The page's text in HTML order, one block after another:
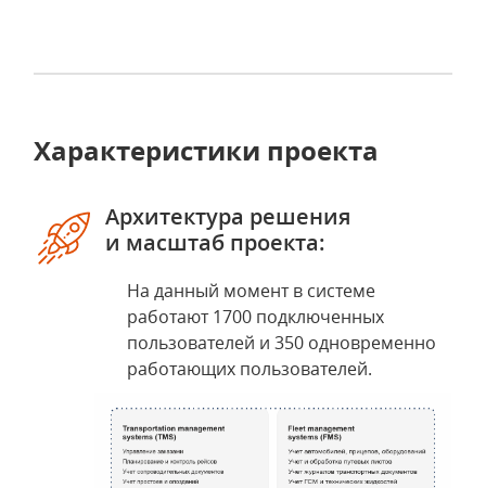
Характеристики проекта
Архитектура решения
и масштаб проекта:
На данный момент в системе
работают 1700 подключенных
пользователей и 350 одновременно
работающих пользователей.